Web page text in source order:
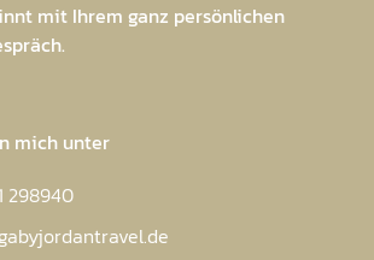
mit Ihrem ganz persönlichen
mich unter
298940